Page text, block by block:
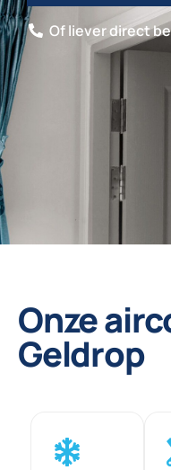
Of liever direct
Onze
Geldrop